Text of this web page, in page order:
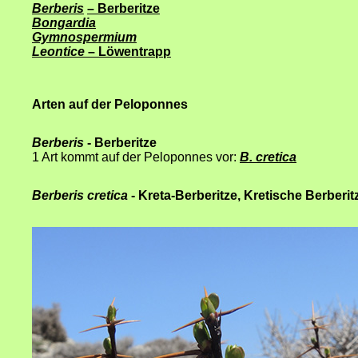
Berberis – Berberitze
Bongardia
Gymnospermium
Leontice – Löwentrapp
Arten auf der Peloponnes
Berberis - Berberitze
1 Art kommt auf der Peloponnes vor: B. cretica
Berberis cretica - Kreta-Berberitze, Kretische